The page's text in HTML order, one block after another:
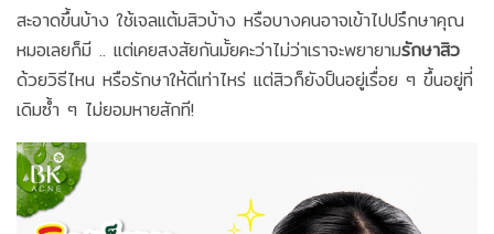
สะอาดขึ้นบ้าง ใช้เจลแต้มสิวบ้าง หรือบางคนอาจเข้าไปปรึกษาคุณ
หมอเลยก็มี .. แต่เคยสงสัยกันมั้ยคะว่าไม่ว่าเราจะพยายามรักษาสิว
ด้วยวิธีไหน หรือรักษาให้ดีเท่าไหร่ แต่สิวก็ยังป็นอยู่เรื่อย ๆ ขึ้นอยู่ที่
เดิมซ้ำ ๆ ไม่ยอมหายสักที!